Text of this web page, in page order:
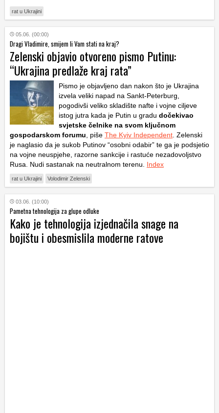
rat u Ukrajini
05.06. (00:00)
Dragi Vladimire, smijem li Vam stati na kraj?
Zelenski objavio otvoreno pismo Putinu:
“Ukrajina predlaže kraj rata”
Pismo je objavljeno dan nakon što je Ukrajina
izvela veliki napad na Sankt-Peterburg,
pogodivši veliko skladište nafte i vojne ciljeve
istog jutra kada je Putin u gradu dočekivao
svjetske čelnike na svom ključnom
gospodarskom forumu , piše The Kyiv Independent . Zelenski
je naglasio da je sukob Putinov “osobni odabir” te ga je podsjetio
na vojne neuspjehe, razorne sankcije i rastuće nezadovoljstvo
Rusa. Nudi sastanak na neutralnom terenu. Index
rat u Ukrajini Volodimir Zelenski
03.06. (10:00)
Pametna tehnologija za glupe odluke
Kako je tehnologija izjednačila snage na
bojištu i obesmislila moderne ratove